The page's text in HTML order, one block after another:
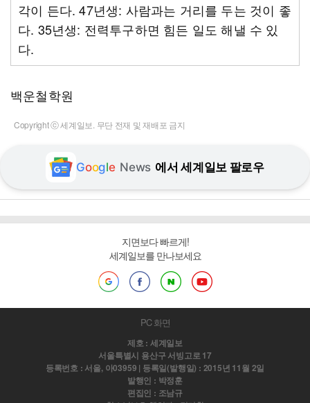
각이 든다. 47년생: 사람과는 거리를 두는 것이 좋
다. 35년생: 전력투구하면 힘든 일도 해낼 수 있
다.
백운철학원
Copyright ⓒ 세계일보. 무단 전재 및 재배포 금지
Google News 에서 세계일보 팔로우
지면보다 빠르게!
세계일보를 만나보세요
PC 화면
제호 : 세계일보
서울특별시 용산구 서빙고로 17
등록번호 : 서울, 아03959 | 등록일(발행일) : 2015년 11월 2일
발행인 : 박정훈
편집인 : 조남규